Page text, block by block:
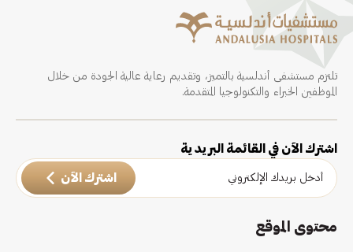
تلتزم مستشفى أندلسية بالتميز، وتقديم رعاية عالية الجودة من خلال
الموظفين الخبراء والتكنولوجيا المتقدمة.
اشترك الآن في القائمة البريدية
اشترك الآن
محتوى الموقع